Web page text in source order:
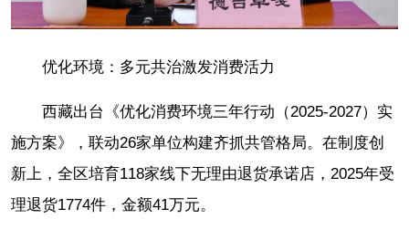
优化环境：多元共治激发消费活力
西藏出台《优化消费环境三年行动（2025-2027）实
施方案》，联动26家单位构建齐抓共管格局。在制度创
新上，全区培育118家线下无理由退货承诺店，2025年受
理退货1774件，金额41万元。